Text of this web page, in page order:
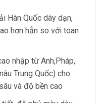
Hàn Quốc dày dạn,
hơn hẳn so với toan
nhập từ Anh,Pháp,
Trung Quốc) cho
và độ bền cao